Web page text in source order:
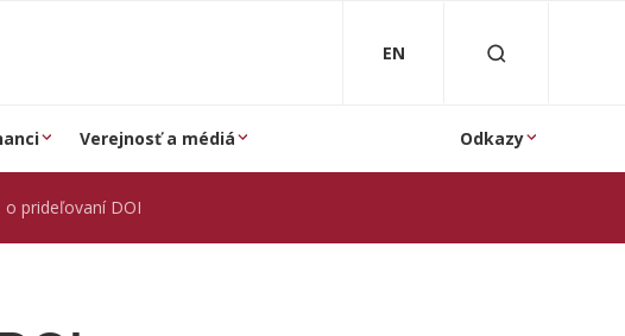
EN
Verejnosť a médiá Odkazy
prideľovaní DOI